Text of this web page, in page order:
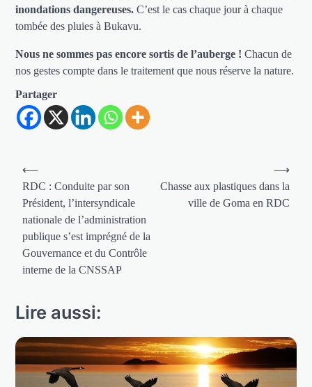
inondations dangereuses. C’est le cas chaque jour à chaque
tombée des pluies à Bukavu.
Nous ne sommes pas encore sortis de l’auberge ! Chacun de
nos gestes compte dans le traitement que nous réserve la nature.
Partager
Navigation
de
l’article
⟵
RDC : Conduite par son
Président, l’intersyndicale
nationale de l’administration
publique s’est imprégné de la
Gouvernance et du Contrôle
interne de la CNSSAP
Chasse aux plastiques dans la
ville de Goma en RDC
⟶
Lire aussi: